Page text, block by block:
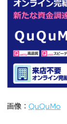
画像： QuQuMo